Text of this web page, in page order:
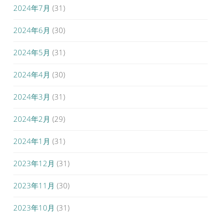
2024年7月 (31)
2024年6月 (30)
2024年5月 (31)
2024年4月 (30)
2024年3月 (31)
2024年2月 (29)
2024年1月 (31)
2023年12月 (31)
2023年11月 (30)
2023年10月 (31)